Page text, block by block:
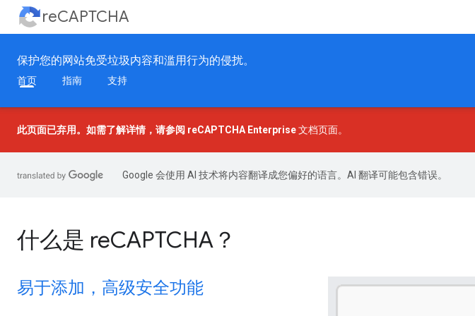
reCAPTCHA
保护您的网站免受垃圾内容和滥用行为的侵扰。
首页
指南 支持
此页面已弃用。如需了解详情，请参阅 reCAPTCHA Enterprise文档页面。
Google 会使用 AI 技术将内容翻译成您偏好的语言。AI 翻译可能包含错误。
什么是 reCAPTCHA？
易于添加，高级安全功能